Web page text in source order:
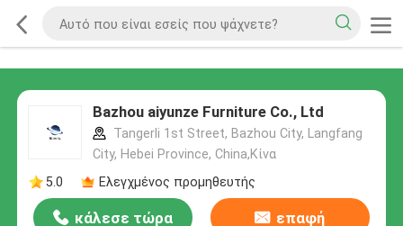
Bazhou aiyunze Furniture Co., Ltd
Tangerli 1st Street, Bazhou City, Langfang
City, Hebei Province, China,Κίνα
5.0
Ελεγχμένος προμηθευτής
κάλεσε τώρα επαφή